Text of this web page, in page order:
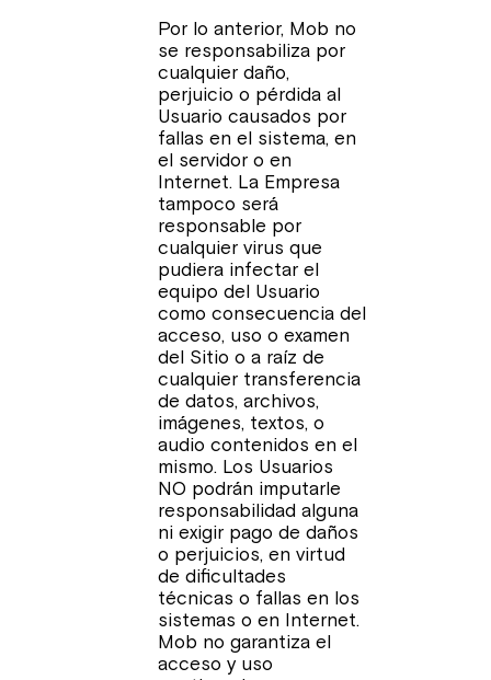
Por lo anterior, Mob no
se responsabiliza por
cualquier daño,
perjuicio o pérdida al
Usuario causados por
fallas en el sistema, en
el servidor o en
Internet. La Empresa
tampoco será
responsable por
cualquier virus que
pudiera infectar el
equipo del Usuario
como consecuencia del
acceso, uso o examen
del Sitio o a raíz de
cualquier transferencia
de datos, archivos,
imágenes, textos, o
audio contenidos en el
mismo. Los Usuarios
NO podrán imputarle
responsabilidad alguna
ni exigir pago de daños
o perjuicios, en virtud
de dificultades
técnicas o fallas en los
sistemas o en Internet.
Mob no garantiza el
acceso y uso